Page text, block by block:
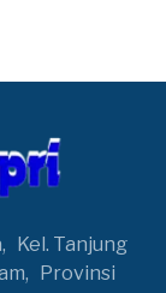
Kel. Tanjung
Provinsi